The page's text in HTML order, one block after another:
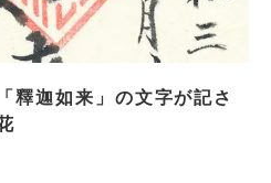
釋迦如来」の文字が記さ